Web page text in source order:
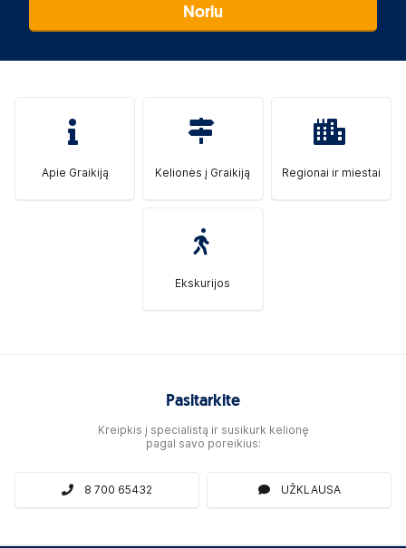
Noriu
Apie Graikiją Kelionės į Graikiją Regionai ir miestai
Ekskurijos
Pasitarkite
Kreipkis į specialistą ir susikurk kelionę
pagal savo poreikius:
8 700 65432 UŽKLAUSA